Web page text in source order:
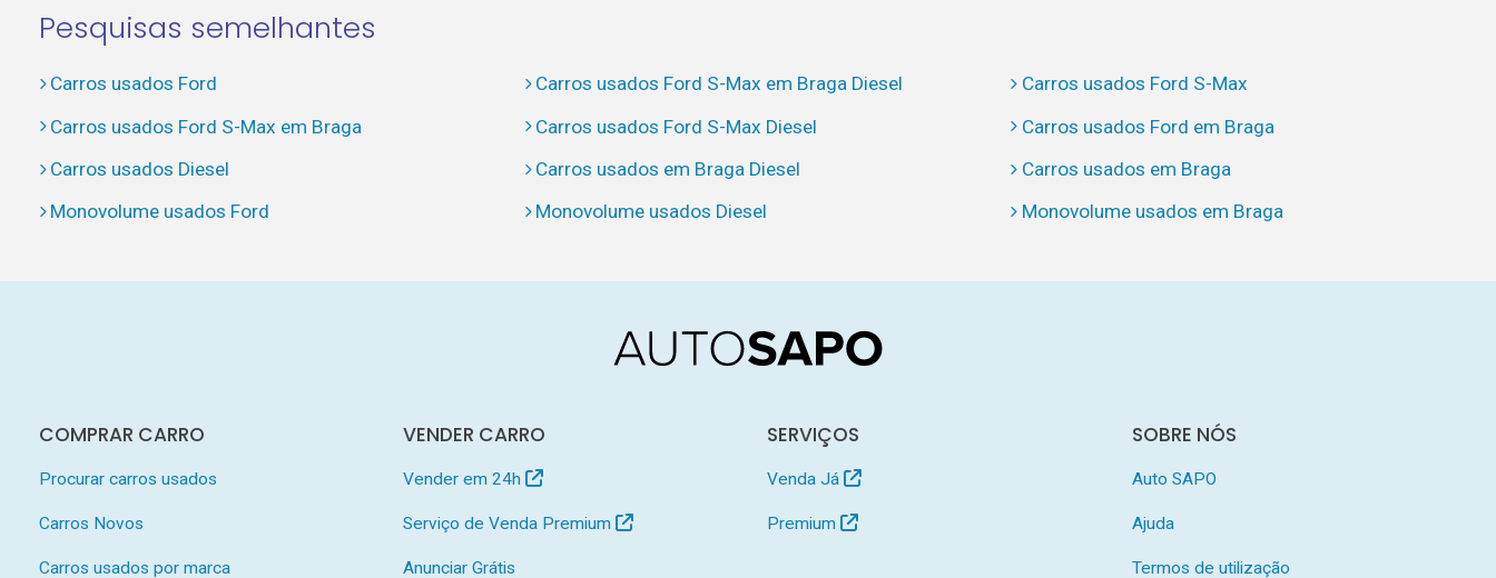
Pesquisas semelhantes
Carros usados Ford Carros usados Ford S-Max em Braga Diesel
Carros usados Ford S-Max
Carros usados Ford S-Max em Braga
Carros usados Ford S-Max Diesel
Carros usados Ford em Braga
Carros usados Diesel
Carros usados em Braga Diesel
Carros usados em Braga
Monovolume usados Ford
Monovolume usados Diesel Monovolume usados em Braga
COMPRAR CARRO
Procurar carros usados
Carros Novos
Carros usados por marca
VENDER CARRO
Vender em 24h
Serviço de Venda Premium
Anunciar Grátis
SERVIÇOS
Venda Já
Premium
SOBRE NÓS
Auto SAPO
Ajuda
Termos de utilização